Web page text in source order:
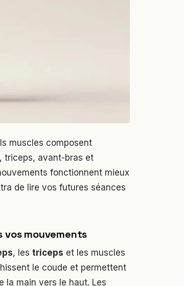
muscles composent
triceps, avant-bras et
fonctionnent mieux
de lire vos futures séances
vos mouvements
, les triceps et les muscles
le coude et permettent
la main vers le haut. Les